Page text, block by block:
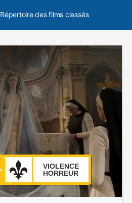
Répertoire des films classés
VIOLENCE
HORREUR